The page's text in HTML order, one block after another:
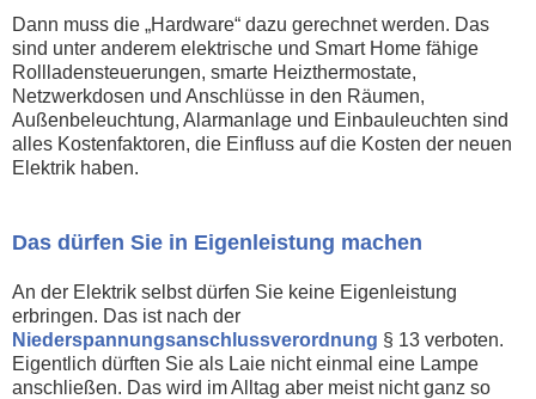
Dann muss die „Hardware“ dazu gerechnet werden. Das
sind unter anderem elektrische und Smart Home fähige
Rollladensteuerungen, smarte Heizthermostate,
Netzwerkdosen und Anschlüsse in den Räumen,
Außenbeleuchtung, Alarmanlage und Einbauleuchten sind
alles Kostenfaktoren, die Einfluss auf die Kosten der neuen
Elektrik haben.
Das dürfen Sie in Eigenleistung machen
An der Elektrik selbst dürfen Sie keine Eigenleistung
erbringen. Das ist nach der
Niederspannungsanschlussverordnung § 13 verboten.
Eigentlich dürften Sie als Laie nicht einmal eine Lampe
anschließen. Das wird im Alltag aber meist nicht ganz so